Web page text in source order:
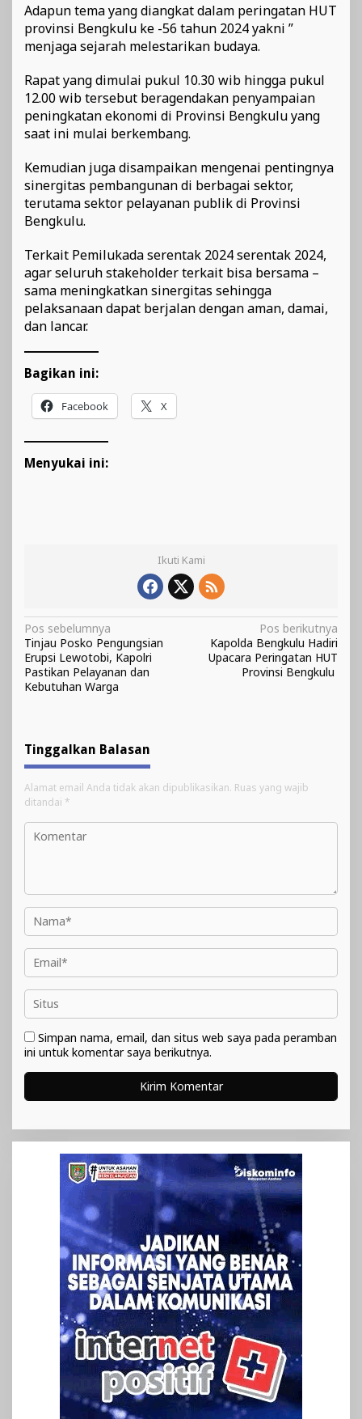
Adapun tema yang diangkat dalam peringatan HUT
provinsi Bengkulu ke -56 tahun 2024 yakni ”
menjaga sejarah melestarikan budaya.
Rapat yang dimulai pukul 10.30 wib hingga pukul
12.00 wib tersebut beragendakan penyampaian
peningkatan ekonomi di Provinsi Bengkulu yang
saat ini mulai berkembang.
Kemudian juga disampaikan mengenai pentingnya
sinergitas pembangunan di berbagai sektor,
terutama sektor pelayanan publik di Provinsi
Bengkulu.
Terkait Pemilukada serentak 2024 serentak 2024,
agar seluruh stakeholder terkait bisa bersama –
sama meningkatkan sinergitas sehingga
pelaksanaan dapat berjalan dengan aman, damai,
dan lancar.
Bagikan ini:
Facebook X
Menyukai ini:
Ikuti Kami
Navigasi
pos
Pos sebelumnya
Tinjau Posko Pengungsian
Erupsi Lewotobi, Kapolri
Pastikan Pelayanan dan
Kebutuhan Warga
Pos berikutnya
Kapolda Bengkulu Hadiri
Upacara Peringatan HUT
Provinsi Bengkulu
Tinggalkan Balasan
Alamat email Anda tidak akan dipublikasikan. Ruas yang wajib
ditandai *
Simpan nama, email, dan situs web saya pada peramban
ini untuk komentar saya berikutnya.